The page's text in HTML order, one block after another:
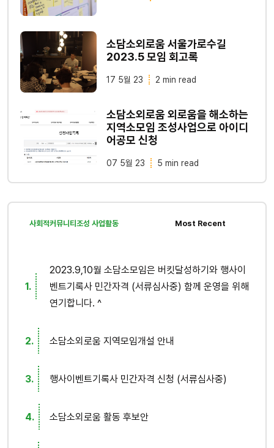
소담소외로움 서울가로수길
2023.5 모임 회고록
17 5월 23 2 min read
소담소외로움 외로움을 해소하는
지역소모임 조성사업으로 아이디
어공모 신청
07 5월 23 5 min read
사회적커뮤니티조성 사업활동 Most Recent
2023.9,10월 소담소모임은 버킷달성하기와 행사이
벤트기록사 민간자격 (서류심사중) 함께 운영을 위해
연기합니다. ^
소담소외로움 지역모임개설 안내
행사이벤트기록사 민간자격 신청 (서류심사중)
소담소외로움 활동 후보안